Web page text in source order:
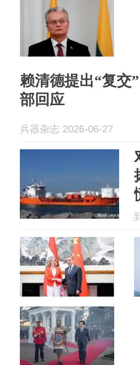
赖清德提出“复交
部回应
兵器杂志 2026-06-27